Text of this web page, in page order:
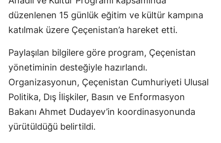
düzenlenen 15 günlük eğitim ve kültür kampına
katılmak üzere Çeçenistan’a hareket etti.
Paylaşılan bilgilere göre program, Çeçenistan
yönetiminin desteğiyle hazırlandı.
Organizasyonun, Çeçenistan Cumhuriyeti Ulusal
Politika, Dış İlişkiler, Basın ve Enformasyon
Bakanı Ahmet Dudayev’in koordinasyonunda
yürütüldüğü belirtildi.